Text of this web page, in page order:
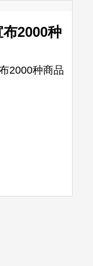
2000种
2000种商品